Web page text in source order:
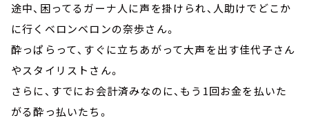
途中、困ってるガーナ人に声を掛けられ、人助けでどこか
に行くベロンベロンの奈歩さん。
酔っぱらって、すぐに立ちあがって大声を出す佳代子さん
やスタイリストさん。
さらに、すでにお会計済みなのに、もう1回お金を払いた
がる酔っ払いたち。